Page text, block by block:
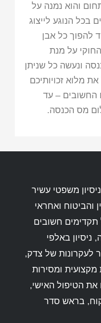
והוא נמנה על
בכל הנוגע לייצוג
להפוך כל אבן
על מנת
ונעשה כל שניתן
מלוא זכויותיכם
החשובים – עד
מס הכנסה.
משפטי עשיר
והביטוח ואחראי
חשובים
ניסיון באלפי
לעקרונות של צדק,
מקצועית ומסירות
את הטיפול האישי,
בראש סדר